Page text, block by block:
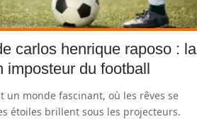
carlos henrique raposo : la
imposteur du football
un monde fascinant, où les rêves se
étoiles brillent sous les projecteurs.